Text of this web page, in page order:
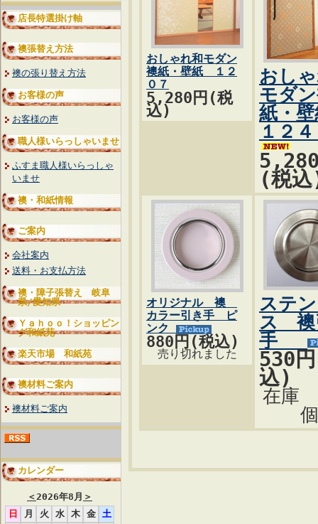
店長特選掛け軸
襖張替え方法
襖の張り替え方法
お客様の声
お客様の声
職人様いらっしゃいませ
ふすま職人様いらっしゃ
いませ
襖・和紙情報
ご案内
会社案内
送料・お支払方法
襖・障子張替え 岐阜
県/愛知県
Ｙａｈｏｏ！ショッピン
グ和紙苑
楽天市場 和紙苑
襖材料ご案内
襖材料ご案内
カレンダー
＜2026年8月 ＞
日
月 火 水 木 金 土
おしゃれ和モダン
襖紙・壁紙 １２
０７
5,280円(税
込)
おし
モダ
紙・
１２
(税
オリジナル 襖
カラー引き手 ピ
ンク
880円(税込)
売り切れました
ステ
ス 襖
手
530
込)
在
個